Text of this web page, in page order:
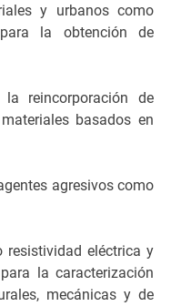
y urbanos como
la obtención de
reincorporación de
basados en
agresivos como
resistividad eléctrica y
la caracterización
mecánicas y de